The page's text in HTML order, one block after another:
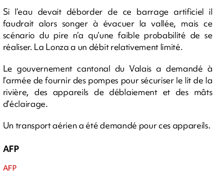
Si l’eau devait déborder de ce barrage artificiel il
faudrait alors songer à évacuer la vallée, mais ce
scénario du pire n’a qu’une faible probabilité de se
réaliser. La Lonza a un débit relativement limité.
Le gouvernement cantonal du Valais a demandé à
l’armée de fournir des pompes pour sécuriser le lit de la
rivière, des appareils de déblaiement et des mâts
d’éclairage.
Un transport aérien a été demandé pour ces appareils.
AFP
AFP